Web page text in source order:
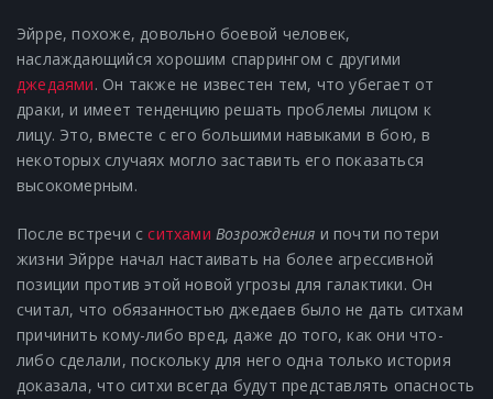
Эйрре, похоже, довольно боевой человек,
наслаждающийся хорошим спаррингом с другими
джедаями. Он также не известен тем, что убегает от
драки, и имеет тенденцию решать проблемы лицом к
лицу. Это, вместе с его большими навыками в бою, в
некоторых случаях могло заставить его показаться
высокомерным.
После встречи сситхами Возрождения и почти потери
жизни Эйрре начал настаивать на более агрессивной
позиции против этой новой угрозы для галактики. Он
считал, что обязанностью джедаев было не дать ситхам
причинить кому-либо вред, даже до того, как они что-
либо сделали, поскольку для него одна только история
доказала, что ситхи всегда будут представлять опасность